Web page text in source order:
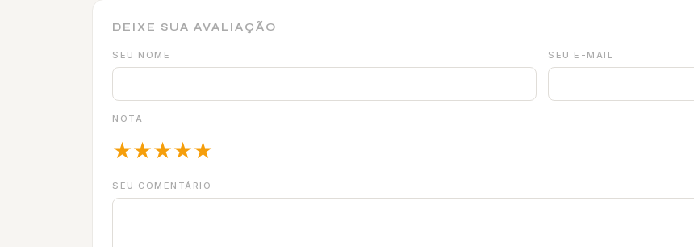
DEIXE SUA AVALIAÇÃO
SEU NOME SEU E-MAIL
NOTA
★★★★★
SEU COMENTÁRIO